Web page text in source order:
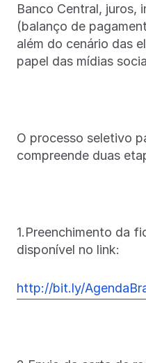
Banco Central, juros,
(balanço de
além do cenário das
papel das mídias
O processo seletivo
compreende duas
1.Preenchimento da
disponível no link:
http://bit.ly/